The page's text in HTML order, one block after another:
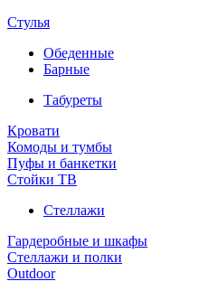
Стулья
Обеденные
Барные
Табуреты
Кровати
Комоды и тумбы
Пуфы и банкетки
Стойки ТВ
Стеллажи
Гардеробные и шкафы
Стеллажи и полки
Outdoor